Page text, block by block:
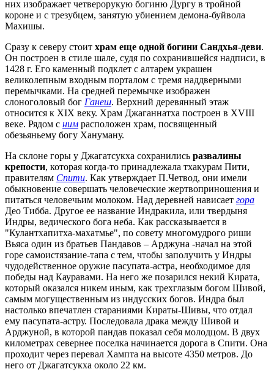
них изображает четверорукую богиню Дургу в тройной
короне и с трезубцем, занятую убиением демона-буйвола
Махишы.
Сразу к северу стоит храм еще одной богини Сандхья-деви.
Он построен в стиле шале, судя по сохранившейся надписи, в
1428 г. Его каменный подклет с алтарем украшен
великолепным входным порталом с тремя наддверными
перемычками. На средней перемычке изображен
слоноголовый бог Ганеш. Верхний деревянный этаж
относится к XIX веку. Храм Джаганнатха построен в XVIII
веке. Рядом с ним расположен храм, посвященный
обезьяньему богу Хануману.
На склоне горы у Джагатсукха сохранились развалины
крепости, которая когда-то принадлежала тхакурам Пити,
правителям Спити. Как утверждает П.Четвод, они имели
обыкновение совершать человеческие жертвоприношения и
питаться человечьим молоком. Над деревней нависает гора
Део Тибба. Другое ее название Индракила, или твердыня
Индры, ведического бога неба. Как рассказывается в
"Кулантхапитха-махатмье", по совету многомудрого риши
Вьяса один из братьев Пандавов – Арджуна -начал на этой
горе самоистязание-тапа с тем, чтобы заполучить у Индры
чудодейственное оружие пасупата-астра, необходимое для
победы над Кауравами. На него же позарился некий Кирата,
который оказался никем иным, как трехглазым богом Шивой,
самым могущественным из индусских богов. Индра был
настолько впечатлен стараниями Кираты-Шивы, что отдал
ему пасупата-астру. Последовала драка между Шивой и
Арджуной, в которой пандав показал себя молодцом. В двух
километрах севернее поселка начинается дорога в Спити. Она
проходит через перевал Хампта на высоте 4350 метров. До
него от Джагатсукха около 22 км.